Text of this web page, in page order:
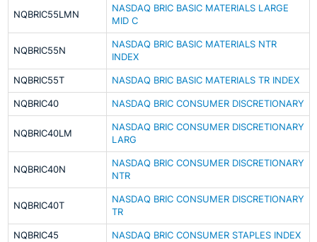
NQBRIC55LMN
NASDAQ BRIC BASIC MATERIALS LARGE
MID C
NQBRIC55N
NASDAQ BRIC BASIC MATERIALS NTR
INDEX
NQBRIC55T NASDAQ BRIC BASIC MATERIALS TR INDEX
NQBRIC40 NASDAQ BRIC CONSUMER DISCRETIONARY
NQBRIC40LM
NASDAQ BRIC CONSUMER DISCRETIONARY
LARG
NQBRIC40N
NASDAQ BRIC CONSUMER DISCRETIONARY
NTR
NQBRIC40T
NASDAQ BRIC CONSUMER DISCRETIONARY
TR
NQBRIC45 NASDAQ BRIC CONSUMER STAPLES INDEX